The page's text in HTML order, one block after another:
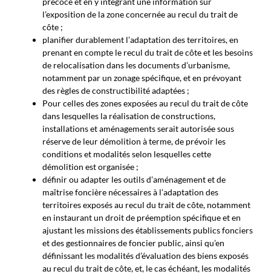
l’exposition de la zone concernée au recul du trait de
côte ;
planifier durablement l’adaptation des territoires, en
prenant en compte le recul du trait de côte et les besoins
de relocalisation dans les documents d’urbanisme,
notamment par un zonage spécifique, et en prévoyant
des règles de constructibilité adaptées ;
Pour celles des zones exposées au recul du trait de côte
dans lesquelles la réalisation de constructions,
installations et aménagements serait autorisée sous
réserve de leur démolition à terme, de prévoir les
conditions et modalités selon lesquelles cette
démolition est organisée ;
définir ou adapter les outils d’aménagement et de
maîtrise foncière nécessaires à l’adaptation des
territoires exposés au recul du trait de côte, notamment
en instaurant un droit de préemption spécifique et en
ajustant les missions des établissements publics fonciers
et des gestionnaires de foncier public, ainsi qu’en
définissant les modalités d’évaluation des biens exposés
au recul du trait de côte, et, le cas échéant, les modalités